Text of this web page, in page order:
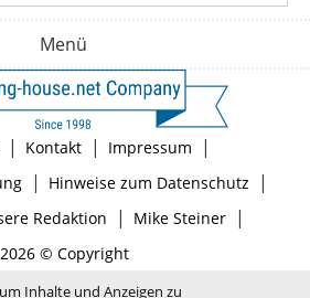
Menü
| Kontakt | Impressum |
| Hinweise zum Datenschutz |
Redaktion | Mike Steiner|
2026 © Copyright
Inhalte und Anzeigen zu